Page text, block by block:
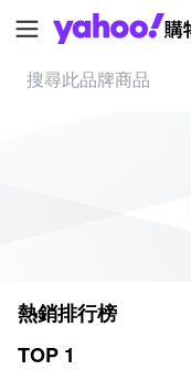
熱銷排行榜
TOP 1